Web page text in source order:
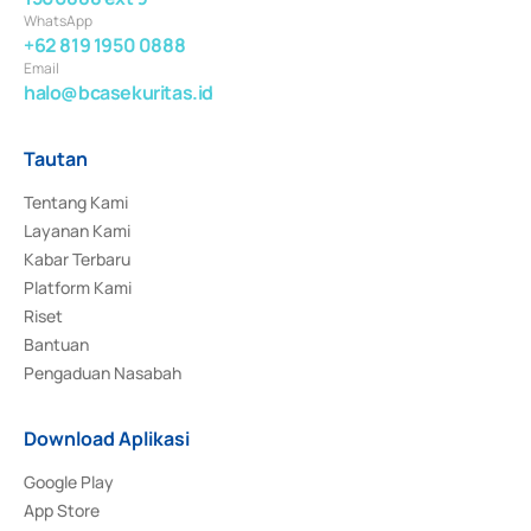
WhatsApp
+62 819 1950 0888
Email
halo@bcasekuritas.id
Tautan
Tentang Kami
Layanan Kami
Kabar Terbaru
Platform Kami
Riset
Bantuan
Pengaduan Nasabah
Download Aplikasi
Google Play
App Store